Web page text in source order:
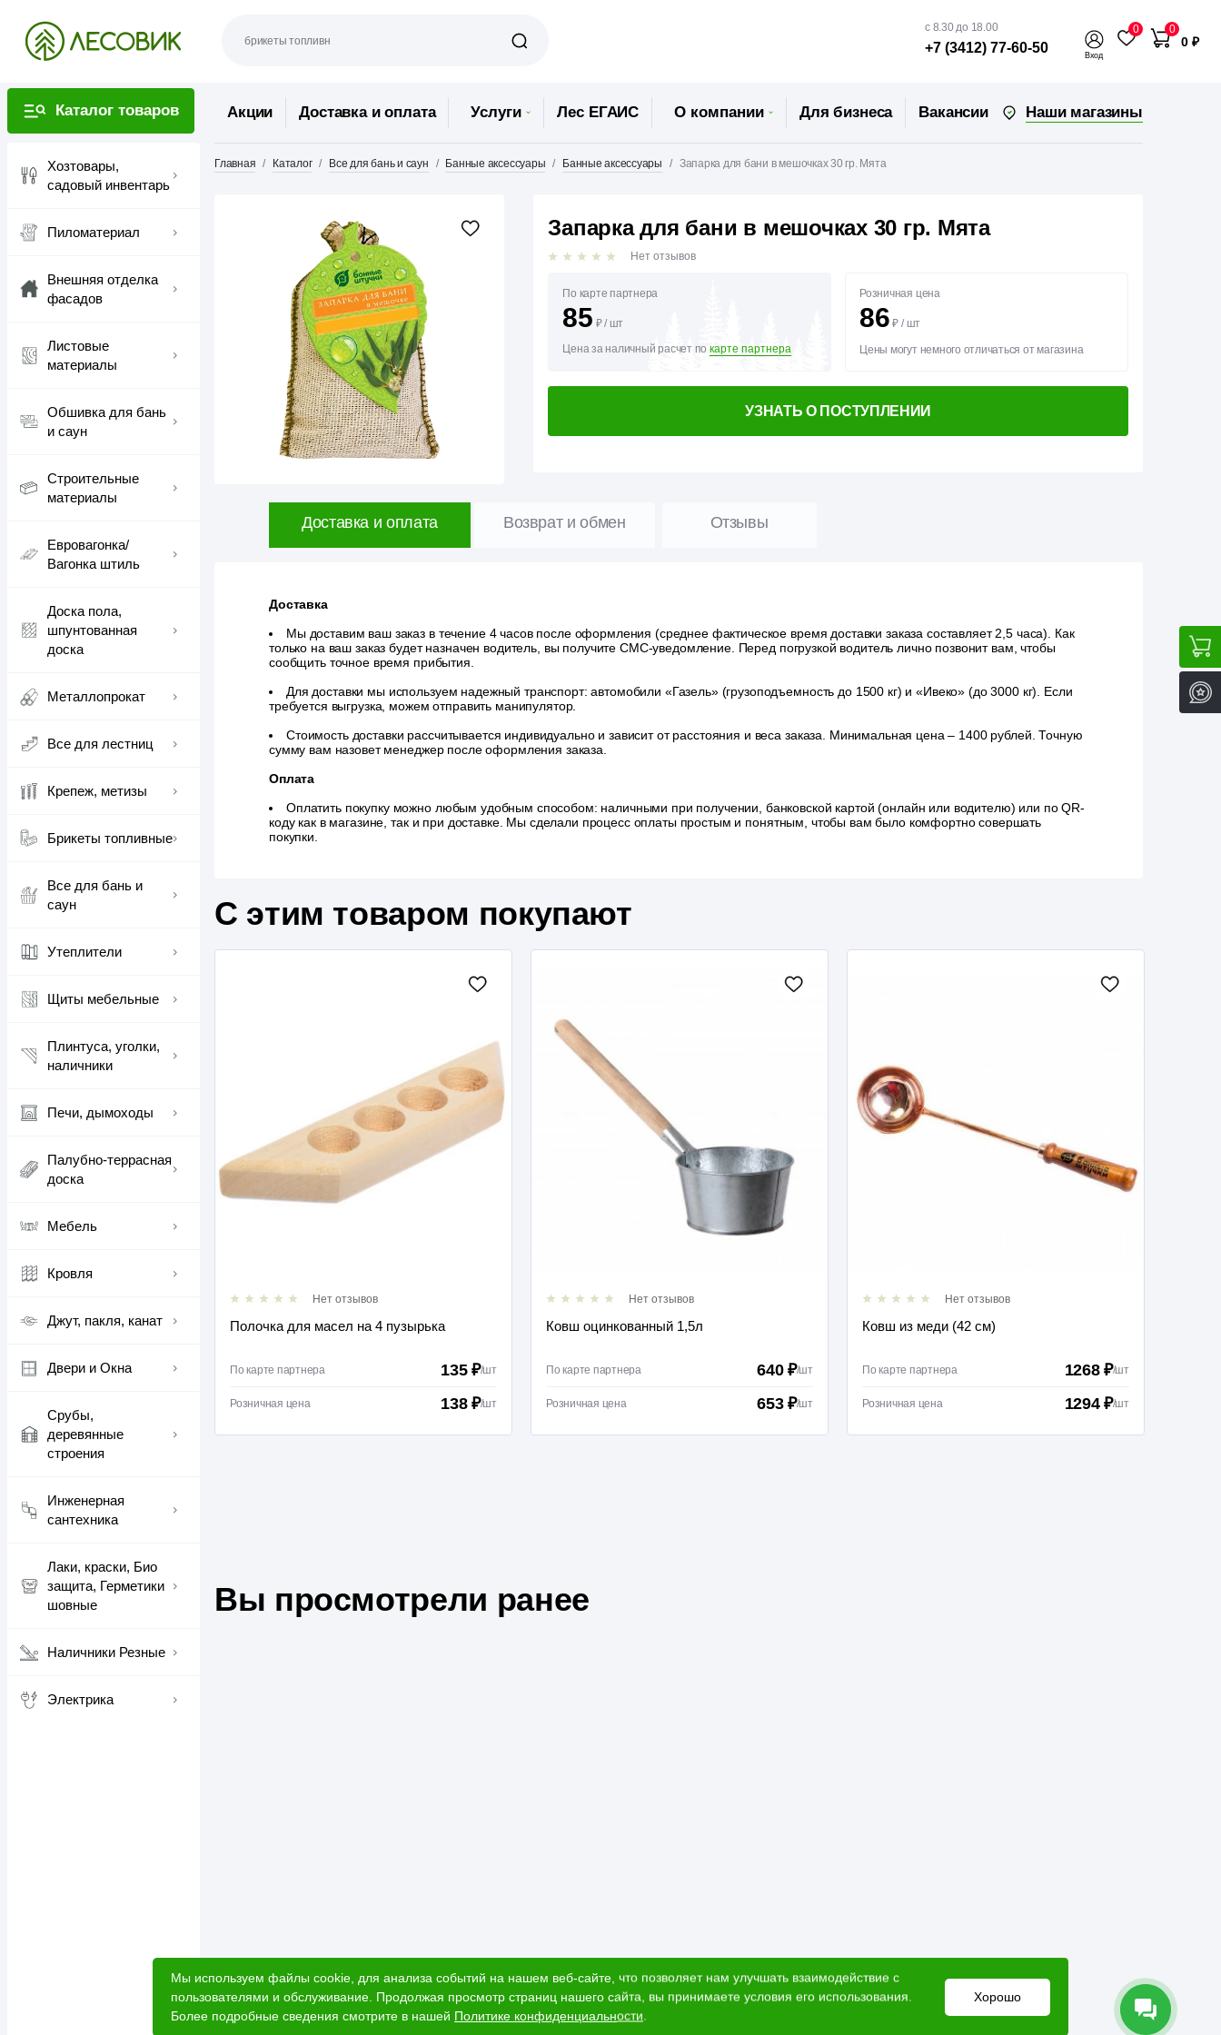
с 8.30 до 18.00
+7 (3412) 77-60-50 Вход
0 0
0 ₽
Каталог товаров
Хозтовары,
садовый инвентарь
Пиломатериал
Внешняя отделка
фасадов
Листовые
материалы
Обшивка для бань
и саун
Строительные
материалы
Евровагонка/
Вагонка штиль
Доска пола,
шпунтованная
доска
Металлопрокат
Все для лестниц
Крепеж, метизы
Брикеты топливные
Все для бань и
саун
Утеплители
Щиты мебельные
Плинтуса, уголки,
наличники
Печи, дымоходы
Палубно-террасная
доска
Мебель
Кровля
Джут, пакля, канат
Двери и Окна
Срубы,
деревянные
строения
Инженерная
сантехника
Лаки, краски, Био
защита, Герметики
шовные
Наличники Резные
Электрика
Акции Доставка и оплата Услуги Лес ЕГАИС О компании Для бизнеса Вакансии Наши магазины
Главная Каталог Все для бань и саун Банные аксессуары Банные аксессуары Запарка для бани в мешочках 30 гр. Мята
Запарка для бани в мешочках 30 гр. Мята
Нет отзывов
По карте партнера
85 ₽/ шт
Цена за наличный расчет по карте партнера
Розничная цена
86 ₽ / шт
Цены могут немного отличаться от магазина
УЗНАТЬ О ПОСТУПЛЕНИИ
Доставка и оплата Возврат и обмен Отзывы
Доставка
Мы доставим ваш заказ в течение 4 часов после оформления (среднее фактическое время доставки заказа составляет 2,5 часа). Как
только на ваш заказ будет назначен водитель, вы получите СМС-уведомление. Перед погрузкой водитель лично позвонит вам, чтобы
сообщить точное время прибытия.
Для доставки мы используем надежный транспорт: автомобили «Газель» (грузоподъемность до 1500 кг) и «Ивеко» (до 3000 кг). Если
требуется выгрузка, можем отправить манипулятор.
Стоимость доставки рассчитывается индивидуально и зависит от расстояния и веса заказа. Минимальная цена – 1400 рублей. Точную
сумму вам назовет менеджер после оформления заказа.
Оплата
Оплатить покупку можно любым удобным способом: наличными при получении, банковской картой (онлайн или водителю) или по QR-
коду как в магазине, так и при доставке. Мы сделали процесс оплаты простым и понятным, чтобы вам было комфортно совершать
покупки.
С этим товаром покупают
165 ₽ шт
Нет отзывов
Полочка для масел на 4 пузырька
По карте партнера 135 ₽/шт
Розничная цена 138 ₽/шт
Нет отзывов
Ковш оцинкованный 1,5л
По карте партнера 640 ₽/шт
Розничная цена 653 ₽/шт
Нет отзывов
Ковш из меди (42 см)
По карте партнера 1268 ₽/шт
Розничная цена 1294 ₽/шт
Вы просмотрели ранее
Мы используем файлы cookie, для анализа событий на нашем веб-сайте, что позволяет нам улучшать взаимодействие с
пользователями и обслуживание. Продолжая просмотр страниц нашего сайта, вы принимаете условия его использования.
Более подробные сведения смотрите в нашей Политике конфиденциальности.
Хорошо